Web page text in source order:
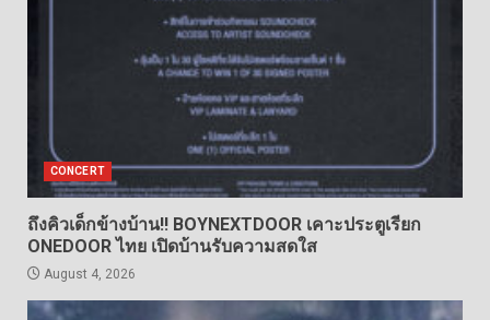
CONCERT
ถึงคิวเด็กข้างบ้าน!! BOYNEXTDOOR เคาะประตูเรียก
ONEDOOR ไทย เปิดบ้านรับความสดใส
August 4, 2026